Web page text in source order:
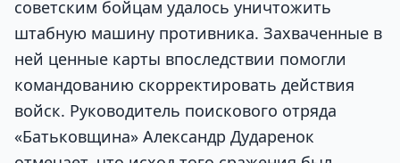
советским бойцам удалось уничтожить
штабную машину противника. Захваченные в
ней ценные карты впоследствии помогли
командованию скорректировать действия
войск. Руководитель поискового отряда
«Батьковщина» Александр Дударенок